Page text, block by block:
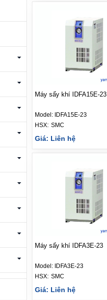
Máy sấy khí IDFA15E-23
Model: IDFA15E-23
HSX: SMC
Giá: Liên hệ
Máy sấy khí IDFA3E-23
Model: IDFA3E-23
HSX: SMC
Giá: Liên hệ